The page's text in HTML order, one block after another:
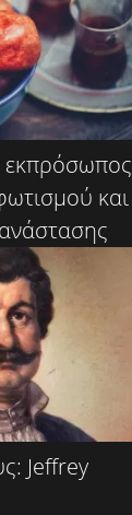
εκπρόσωπος
και
Jeffrey